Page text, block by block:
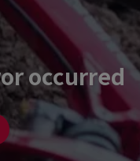
occurred